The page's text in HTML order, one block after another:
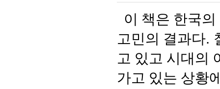
이 책은 한국
고민의 결과다.
고 있고 시대의
가고 있는 상황